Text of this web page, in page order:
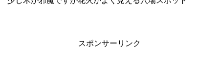
スポンサーリンク